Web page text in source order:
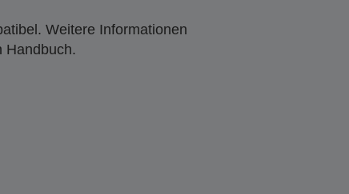
Weitere Informationen
Handbuch.